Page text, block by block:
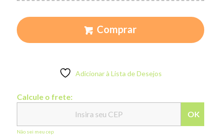
Comprar
Adicionar à Lista de Desejos
Calcule o frete:
OK
Não sei meu cep